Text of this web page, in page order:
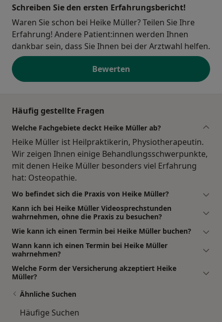
Schreiben Sie den ersten Erfahrungsbericht!
Waren Sie schon bei Heike Müller? Teilen Sie Ihre
Erfahrung! Andere Patient:innen werden Ihnen
dankbar sein, dass Sie Ihnen bei der Arztwahl helfen.
Bewerten
Häufig gestellte Fragen
Welche Fachgebiete deckt Heike Müller ab?
Heike Müller ist Heilpraktikerin, Physiotherapeutin.
Wir zeigen Ihnen einige Behandlungsschwerpunkte,
mit denen Heike Müller besonders viel Erfahrung
hat: Osteopathie.
Wo befindet sich die Praxis von Heike Müller?
Kann ich bei Heike Müller Videosprechstunden
wahrnehmen, ohne die Praxis zu besuchen?
Wie kann ich einen Termin bei Heike Müller buchen?
Wann kann ich einen Termin bei Heike Müller
wahrnehmen?
Welche Form der Versicherung akzeptiert Heike
Müller?
Ähnliche Suchen
Häufige Suchen